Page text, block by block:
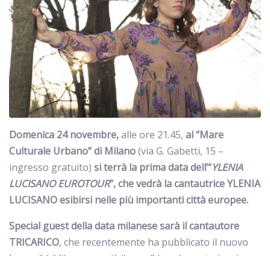
Domenica 24 novembre,alle ore 21.45, al “Mare
Culturale Urbano” di Milano(via G. Gabetti, 15 –
ingresso gratuito) si terrà la prima data dell’“YLENIA
LUCISANO EUROTOUR”, che vedrà la cantautrice YLENIA
LUCISANO esibirsi nelle più importanti città europee.
Special guest della data milanese sarà il cantautore
TRICARICO, che recentemente ha pubblicato il nuovo